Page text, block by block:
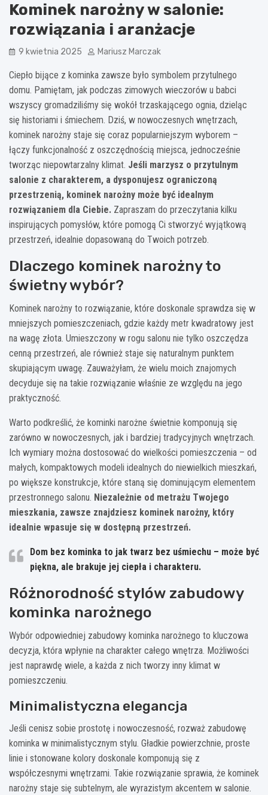
Kominek narożny w salonie:
rozwiązania i aranżacje
9 kwietnia 2025 Mariusz Marczak
Ciepło bijące z kominka zawsze było symbolem przytulnego
domu. Pamiętam, jak podczas zimowych wieczorów u babci
wszyscy gromadziliśmy się wokół trzaskającego ognia, dzieląc
się historiami i śmiechem. Dziś, w nowoczesnych wnętrzach,
kominek narożny staje się coraz popularniejszym wyborem –
łączy funkcjonalność z oszczędnością miejsca, jednocześnie
tworząc niepowtarzalny klimat. Jeśli marzysz o przytulnym
salonie z charakterem, a dysponujesz ograniczoną
przestrzenią, kominek narożny może być idealnym
rozwiązaniem dla Ciebie. Zapraszam do przeczytania kilku
inspirujących pomysłów, które pomogą Ci stworzyć wyjątkową
przestrzeń, idealnie dopasowaną do Twoich potrzeb.
Dlaczego kominek narożny to
świetny wybór?
Kominek narożny to rozwiązanie, które doskonale sprawdza się w
mniejszych pomieszczeniach, gdzie każdy metr kwadratowy jest
na wagę złota. Umieszczony w rogu salonu nie tylko oszczędza
cenną przestrzeń, ale również staje się naturalnym punktem
skupiającym uwagę. Zauważyłam, że wielu moich znajomych
decyduje się na takie rozwiązanie właśnie ze względu na jego
praktyczność.
Warto podkreślić, że kominki narożne świetnie komponują się
zarówno w nowoczesnych, jak i bardziej tradycyjnych wnętrzach.
Ich wymiary można dostosować do wielkości pomieszczenia – od
małych, kompaktowych modeli idealnych do niewielkich mieszkań,
po większe konstrukcje, które staną się dominującym elementem
przestronnego salonu. Niezależnie od metrażu Twojego
mieszkania, zawsze znajdziesz kominek narożny, który
idealnie wpasuje się w dostępną przestrzeń.
Dom bez kominka to jak twarz bez uśmiechu – może być
piękna, ale brakuje jej ciepła i charakteru.
Różnorodność stylów zabudowy
kominka narożnego
Wybór odpowiedniej zabudowy kominka narożnego to kluczowa
decyzja, która wpłynie na charakter całego wnętrza. Możliwości
jest naprawdę wiele, a każda z nich tworzy inny klimat w
pomieszczeniu.
Minimalistyczna elegancja
Jeśli cenisz sobie prostotę i nowoczesność, rozważ zabudowę
kominka w minimalistycznym stylu. Gładkie powierzchnie, proste
linie i stonowane kolory doskonale komponują się z
współczesnymi wnętrzami. Takie rozwiązanie sprawia, że kominek
narożny staje się subtelnym, ale wyrazistym akcentem w salonie.